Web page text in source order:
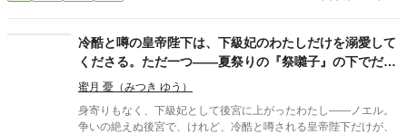
ま、文斗は騎士との結婚生活を送るのだが、騎士への感情の変化
冷酷と噂の皇帝陛下は、下級妃のわたしだけを溺愛して
くださる。ただ一つ——夏祭りの『祭囃子』の下でだ
け、みんな作り物めいて見えるのです
蜜月 憂（みつき ゆう）
身寄りもなく、下級妃として後宮に上がったわたし――ノエル。
争いの絶えぬ後宮で、けれど、冷酷と噂される皇帝陛下だけが、